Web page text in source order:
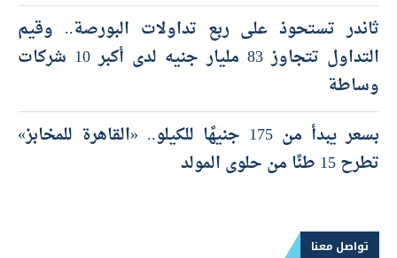
ثاندر تستحوذ على ربع تداولات البورصة.. وقيم
التداول تتجاوز 83 مليار جنيه لدى أكبر 10 شركات
وساطة
بسعر يبدأ من 175 جنيهًا للكيلو.. «القاهرة للمخابز»
تطرح 15 طنًا من حلوى المولد
تواصل معنا